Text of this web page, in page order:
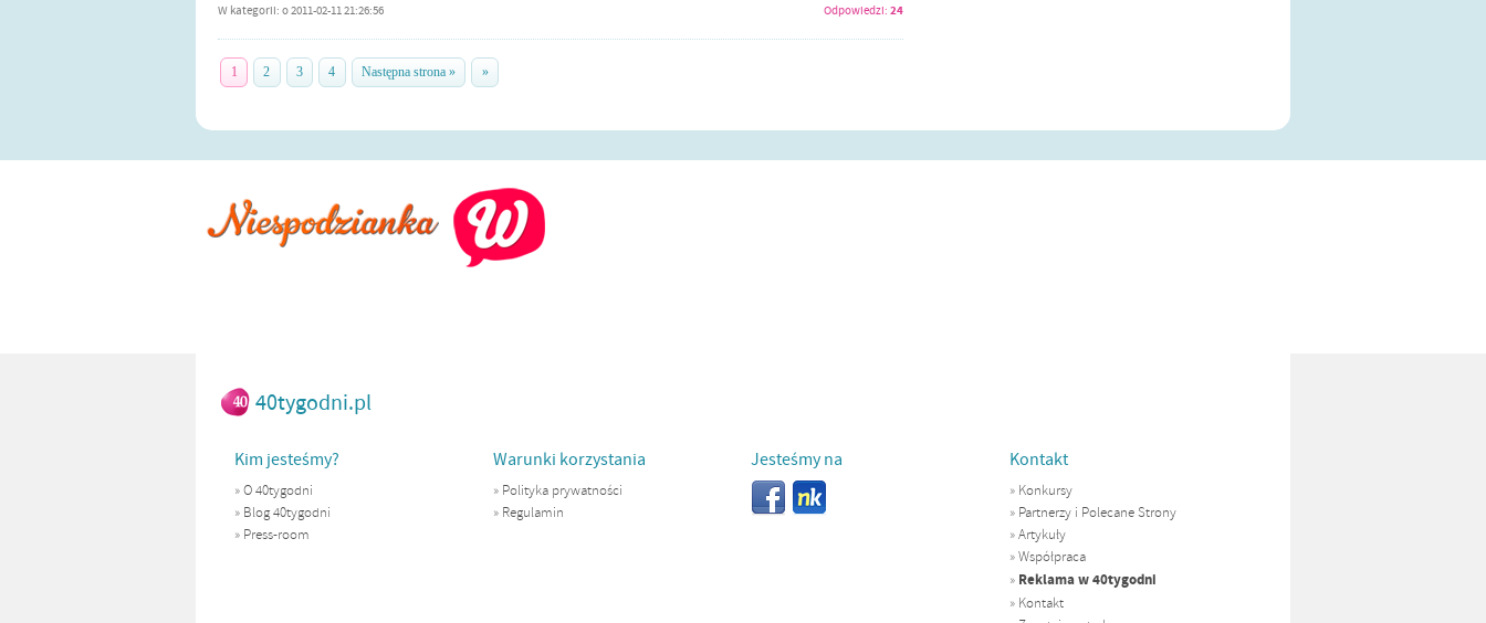
W kategorii: o2011-02-11 21:26:56 Odpowiedzi: 24
1 2 3 4 Następna strona » »
40tygodni.pl
Kim jesteśmy?
»O 40tygodni
» Blog 40tygodni
» Press-room
Warunki korzystania
» Polityka prywatności
» Regulamin
Jesteśmy na Kontakt
» Konkursy
» Partnerzy i Polecane Strony
»Artykuły
»Współpraca
» Reklama w 40tygodni
» Kontakt